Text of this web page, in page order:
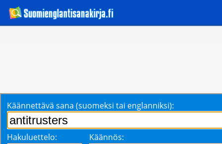
Käännettävä sana (suomeksi tai englanniksi):
Hakuluettelo: Käännös: